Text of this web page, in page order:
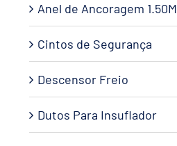
Anel de Ancoragem 1.50M
Cintos de Segurança
Descensor Freio
Dutos Para Insuflador